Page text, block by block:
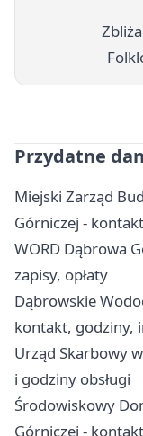
Przydatne
Miejski Zarząd
Górniczej -
WORD Dąbrowa
zapisy, opłaty
Dąbrowskie
kontakt, godziny,
Urząd Skarbowy
i godziny obsługi
Środowiskowy
Górniczej -